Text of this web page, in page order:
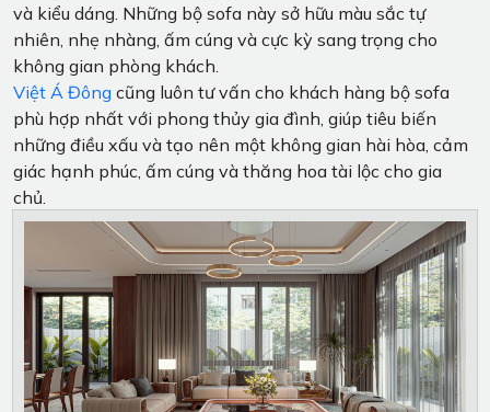
và kiểu dáng. Những bộ sofa này sở hữu màu sắc tự
nhiên, nhẹ nhàng, ấm cúng và cực kỳ sang trọng cho
không gian phòng khách.
Việt Á Đông cũng luôn tư vấn cho khách hàng bộ sofa
phù hợp nhất với phong thủy gia đình, giúp tiêu biến
những điều xấu và tạo nên một không gian hài hòa, cảm
giác hạnh phúc, ấm cúng và thăng hoa tài lộc cho gia
chủ.